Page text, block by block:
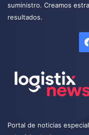
suministro. Creamos
resultados.
Portal de noticias